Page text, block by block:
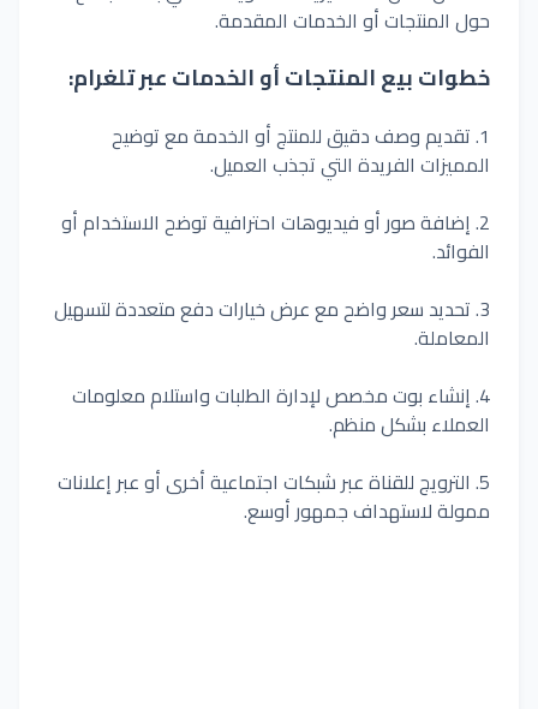
حول المنتجاتأو الخدمات المقدمة.
خطواتبيعالمنتجاتأوالخدماتعبرتلغرام:
1. تقديم وصف دقيق للمنتج أو الخدمة مع توضيح
المميزات الفريدة التي تجذب العميل.
2. إضافة صور أو فيديوهات احترافية توضح الاستخدام أو
الفوائد.
3. تحديد سعر واضح مع عرض خيارات دفع متعددة لتسهيل
المعاملة.
4. إنشاء بوت مخصص لإدارة الطلبات واستلام معلومات
العملاء بشكل منظم.
5. الترويج للقناة عبر شبكات اجتماعية أخرى أو عبر إعلانات
ممولة لاستهداف جمهور أوسع.